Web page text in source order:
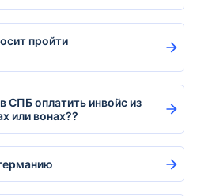
пройти
СПБ оплатить инвойс из
или вонах??